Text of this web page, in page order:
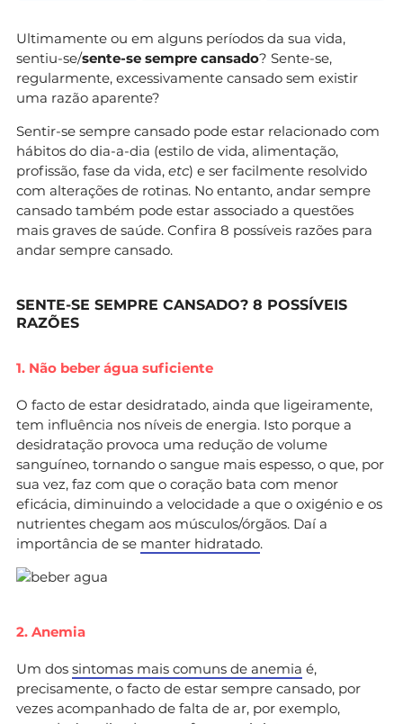
Ultimamente ou em alguns períodos da sua vida,
sentiu-se/sente-se sempre cansado? Sente-se,
regularmente, excessivamente cansado sem existir
uma razão aparente?
Sentir-se sempre cansado pode estar relacionado com
hábitos do dia-a-dia (estilo de vida, alimentação,
profissão, fase da vida, etc) e ser facilmente resolvido
com alterações de rotinas. No entanto, andar sempre
cansado também pode estar associado a questões
mais graves de saúde. Confira 8 possíveis razões para
andar sempre cansado.
SENTE-SE SEMPRE CANSADO? 8 POSSÍVEIS
RAZÕES
1. Não beber água suficiente
O facto de estar desidratado, ainda que ligeiramente,
tem influência nos níveis de energia. Isto porque a
desidratação provoca uma redução de volume
sanguíneo, tornando o sangue mais espesso, o que, por
sua vez, faz com que o coração bata com menor
eficácia, diminuindo a velocidade a que o oxigénio e os
nutrientes chegam aos músculos/órgãos. Daí a
importância de se manter hidratado.
2. Anemia
Um dos sintomas mais comuns de anemia é,
precisamente, o facto de estar sempre cansado, por
vezes acompanhado de falta de ar, por exemplo,